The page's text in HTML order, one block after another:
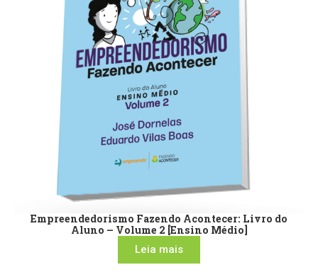
Empreendedorismo Fazendo Acontecer: Livro do
Aluno – Volume 2 [Ensino Médio]
Leia mais